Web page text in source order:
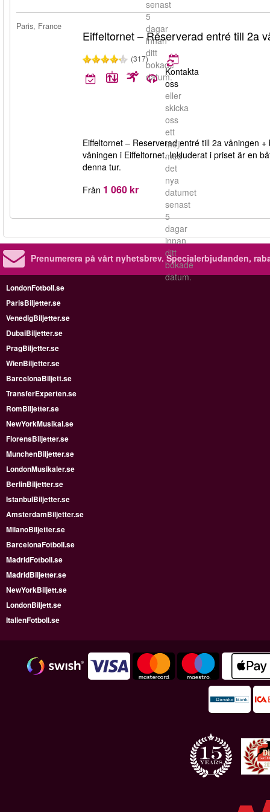
senast
5
dagar
innan
ditt
bokade
datum.
Paris, France
Eiffeltornet – Reserverad entré till 2a
(317)
Kontakta
oss
eller
skicka
oss
ett
mejl
med
det
nya
datumet
senast
5
dagar
innan
ditt
bokade
datum.
Eiffeltornet – Reserverad entré till 2a våningen
våningen i Eiffeltornet. Inkluderat i priset är en
denna tur.
Från 1 060 kr
Prenumerera på vårt nyhetsbrev.Specialerbjudanden,
LondonFotboll.se
ParisBiljetter.se
VenedigBiljetter.se
DubaiBiljetter.se
PragBiljetter.se
WienBiljetter.se
BarcelonaBiljett.se
TransferExperten.se
RomBiljetter.se
NewYorkMusikal.se
FlorensBiljetter.se
MunchenBiljetter.se
LondonMusikaler.se
BerlinBiljetter.se
IstanbulBiljetter.se
AmsterdamBiljetter.se
MilanoBiljetter.se
BarcelonaFotboll.se
MadridFotboll.se
MadridBiljetter.se
NewYorkBiljett.se
LondonBiljett.se
ItalienFotboll.se